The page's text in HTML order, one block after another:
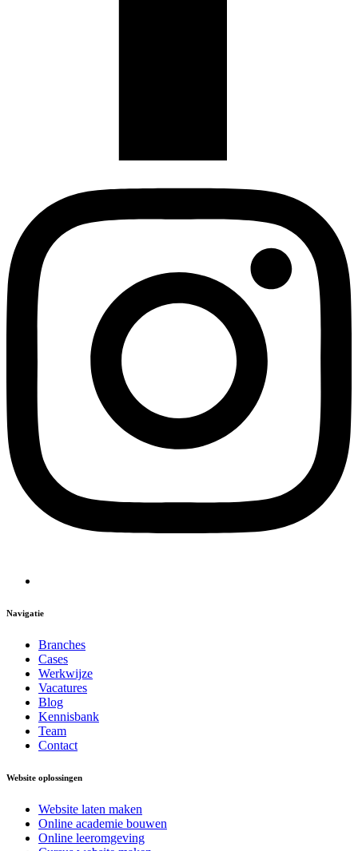
Navigatie
Branches
Cases
Werkwijze
Vacatures
Blog
Kennisbank
Team
Contact
Website oplossingen
Website laten maken
Online academie bouwen
Online leeromgeving